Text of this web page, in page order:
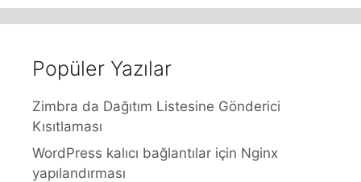
Popüler Yazılar
Zimbra da Dağıtım Listesine Gönderici
Kısıtlaması
WordPress kalıcı bağlantılar için Nginx
yapılandırması